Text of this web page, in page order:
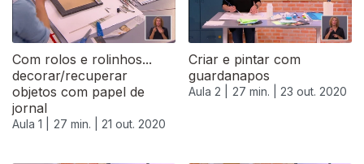
Com rolos e rolinhos...
decorar/recuperar
objetos com papel de
jornal
Aula 1 | 27 min. | 21 out. 2020
Criar e pintar com
guardanapos
Aula 2 | 27 min. | 23 out. 2020